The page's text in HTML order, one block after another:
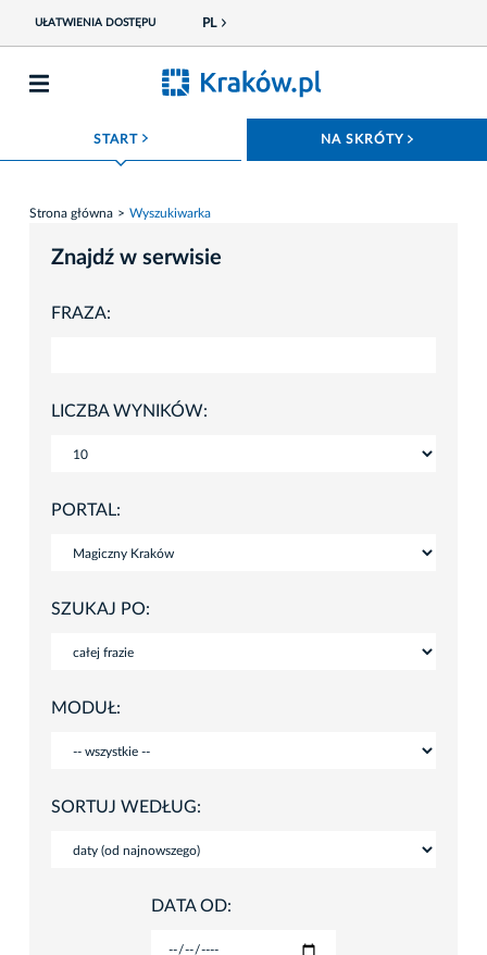
UŁATWIENIA DOSTĘPU PL
START ROZWIŃ MENU NA SKRÓTY
Strona główna Wyszukiwarka
Znajdź w serwisie
FRAZA:
LICZBA WYNIKÓW:
PORTAL:
SZUKAJ PO:
MODUŁ:
SORTUJ WEDŁUG:
DATA OD: